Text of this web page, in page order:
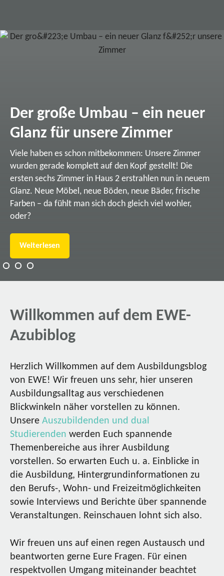
Der große Umbau – ein neuer
Glanz für unsere Zimmer
Viele haben es schon mitbekommen: Unsere Zimmer
wurden gerade komplett auf den Kopf gestellt! Die
ersten sechs Zimmer in Haus 2 erstrahlen nun in neuem
Glanz. Neue Möbel, neue Böden, neue Bäder, frische
Farben – da fühlt man sich doch gleich viel wohler,
oder?
Weiterlesen
Willkommen auf dem EWE-
Azubiblog
Herzlich Willkommen auf dem Ausbildungsblog
von EWE! Wir freuen uns sehr, hier unseren
Ausbildungsalltag aus verschiedenen
Blickwinkeln näher vorstellen zu können.
Unsere Auszubildenden und dual
Studierenden werden Euch spannende
Themenbereiche aus ihrer Ausbildung
vorstellen. So erwarten Euch u. a. Einblicke in
die Ausbildung, Hintergrundinformationen zu
den Berufs-, Wohn- und Freizeitmöglichkeiten
sowie Interviews und Berichte über spannende
Veranstaltungen. Reinschauen lohnt sich also.
Wir freuen uns auf einen regen Austausch und
beantworten gerne Eure Fragen. Für einen
respektvollen Umgang miteinander beachtet